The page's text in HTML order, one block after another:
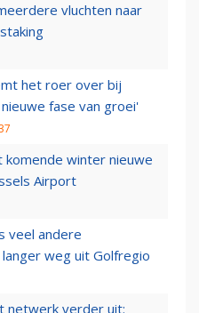
vluchten naar
het roer over bij
fase van groei'
komende winter nieuwe
Airport
veel andere
weg uit Golfregio
netwerk verder uit: